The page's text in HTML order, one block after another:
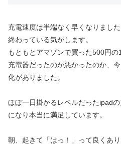
充電速度は半端なく早くなりまし
終わっている気がします。
もともとアマゾンで買った500円
充電器だったのが悪かったのか、
化がありました。
ほぼ一日掛かるレベルだったipad
になり本当に満足しています。
朝、起きて「はっ！」って良くあ